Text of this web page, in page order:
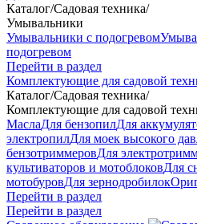
Каталог/Садовая техника/
Умывальники
Умывальники с подогревом
подогревом
Перейти в раздел
Комплектующие для садовой
Каталог/Садовая техника/
Комплектующие для садовой
МаслаДля бензопилДля
электропилДля моек высокого
бензотриммеровДля
культиваторов и мотоблоковДля
мотобуровДля зернодробилок
Перейти в раздел
Перейти в раздел